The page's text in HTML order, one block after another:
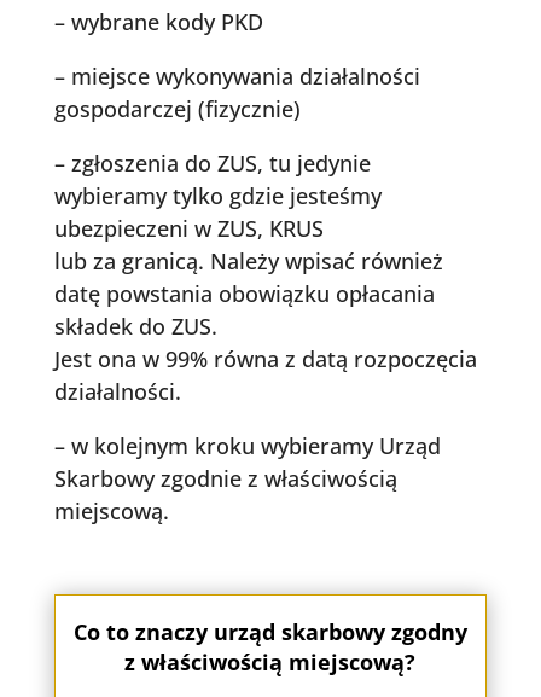
– wybrane kody PKD
– miejsce wykonywania działalności
gospodarczej (fizycznie)
– zgłoszenia do ZUS, tu jedynie
wybieramy tylko gdzie jesteśmy
ubezpieczeni w ZUS, KRUS
lub za granicą. Należy wpisać również
datę powstania obowiązku opłacania
składek do ZUS.
Jest ona w 99% równa z datą rozpoczęcia
działalności.
– w kolejnym kroku wybieramy Urząd
Skarbowy zgodnie z właściwością
miejscową.
Co to znaczy urząd skarbowy zgodny
z właściwością miejscową?